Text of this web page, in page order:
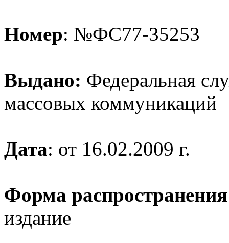
Номер: №ФС77-35253
Выдано: Федеральная
массовых коммуникаций
Дата: от 16.02.2009 г.
Форма распространения
издание